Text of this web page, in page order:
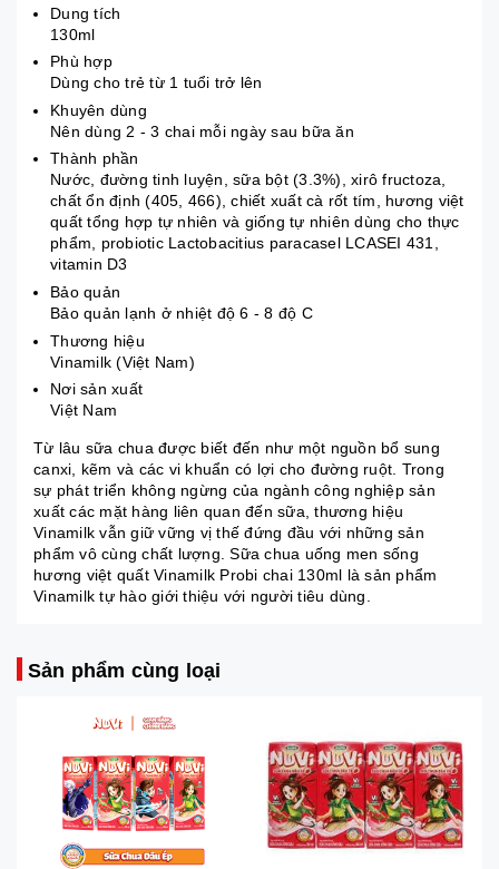
Dung tích
130ml
Phù hợp
Dùng cho trẻ từ 1 tuổi trở lên
Khuyên dùng
Nên dùng 2 - 3 chai mỗi ngày sau bữa ăn
Thành phần
Nước, đường tinh luyện, sữa bột (3.3%), xirô fructoza,
chất ổn định (405, 466), chiết xuất cà rốt tím, hương việt
quất tổng hợp tự nhiên và giống tự nhiên dùng cho thực
phẩm, probiotic Lactobacitius paracasel LCASEI 431,
vitamin D3
Bảo quản
Bảo quản lạnh ở nhiệt độ 6 - 8 độ C
Thương hiệu
Vinamilk (Việt Nam)
Nơi sản xuất
Việt Nam
Từ lâu sữa chua được biết đến như một nguồn bổ sung
canxi, kẽm và các vi khuẩn có lợi cho đường ruột. Trong
sự phát triển không ngừng của ngành công nghiệp sản
xuất các mặt hàng liên quan đến sữa, thương hiệu
Vinamilk vẫn giữ vững vị thế đứng đầu với những sản
phẩm vô cùng chất lượng. Sữa chua uống men sống
hương việt quất Vinamilk Probi chai 130ml là sản phẩm
Vinamilk tự hào giới thiệu với người tiêu dùng.
Sản phẩm cùng loại